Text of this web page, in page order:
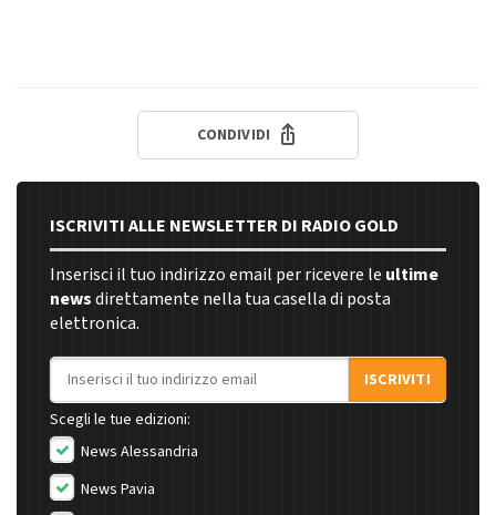
CONDIVIDI
ISCRIVITI ALLE NEWSLETTER DI RADIO GOLD
Inserisci il tuo indirizzo email per ricevere le ultime
newsdirettamente nella tua casella di posta
elettronica.
Indirizzo email
ISCRIVITI
Scegli le tue edizioni:
News Alessandria
News Pavia